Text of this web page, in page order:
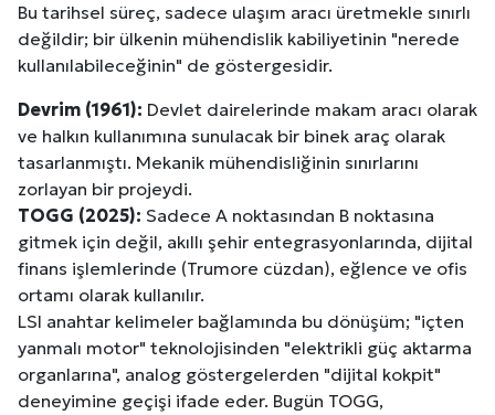
Bu tarihsel süreç, sadece ulaşım aracı üretmekle sınırlı
değildir; bir ülkenin mühendislik kabiliyetinin "nerede
kullanılabileceğinin" de göstergesidir.
Devrim (1961): Devlet dairelerinde makam aracı olarak
ve halkın kullanımına sunulacak bir binek araç olarak
tasarlanmıştı. Mekanik mühendisliğinin sınırlarını
zorlayan bir projeydi.
TOGG (2025): Sadece A noktasından B noktasına
gitmek için değil, akıllı şehir entegrasyonlarında, dijital
finans işlemlerinde (Trumore cüzdan), eğlence ve ofis
ortamı olarak kullanılır.
LSI anahtar kelimeler bağlamında bu dönüşüm; "içten
yanmalı motor" teknolojisinden "elektrikli güç aktarma
organlarına", analog göstergelerden "dijital kokpit"
deneyimine geçişi ifade eder. Bugün TOGG,